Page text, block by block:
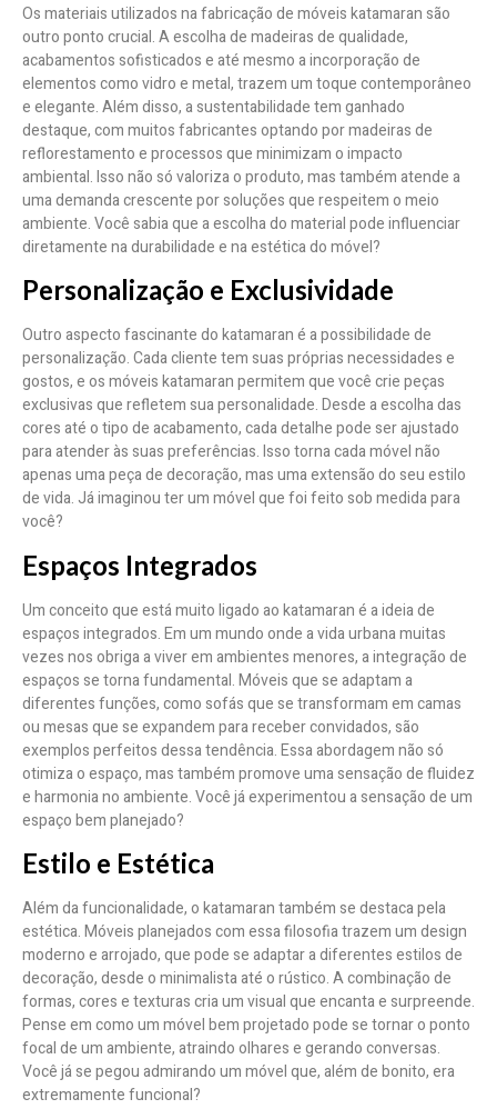
Os materiais utilizados na fabricação de móveis katamaran são
outro ponto crucial. A escolha de madeiras de qualidade,
acabamentos sofisticados e até mesmo a incorporação de
elementos como vidro e metal, trazem um toque contemporâneo
e elegante. Além disso, a sustentabilidade tem ganhado
destaque, com muitos fabricantes optando por madeiras de
reflorestamento e processos que minimizam o impacto
ambiental. Isso não só valoriza o produto, mas também atende a
uma demanda crescente por soluções que respeitem o meio
ambiente. Você sabia que a escolha do material pode influenciar
diretamente na durabilidade e na estética do móvel?
Personalização e Exclusividade
Outro aspecto fascinante do katamaran é a possibilidade de
personalização. Cada cliente tem suas próprias necessidades e
gostos, e os móveis katamaran permitem que você crie peças
exclusivas que refletem sua personalidade. Desde a escolha das
cores até o tipo de acabamento, cada detalhe pode ser ajustado
para atender às suas preferências. Isso torna cada móvel não
apenas uma peça de decoração, mas uma extensão do seu estilo
de vida. Já imaginou ter um móvel que foi feito sob medida para
você?
Espaços Integrados
Um conceito que está muito ligado ao katamaran é a ideia de
espaços integrados. Em um mundo onde a vida urbana muitas
vezes nos obriga a viver em ambientes menores, a integração de
espaços se torna fundamental. Móveis que se adaptam a
diferentes funções, como sofás que se transformam em camas
ou mesas que se expandem para receber convidados, são
exemplos perfeitos dessa tendência. Essa abordagem não só
otimiza o espaço, mas também promove uma sensação de fluidez
e harmonia no ambiente. Você já experimentou a sensação de um
espaço bem planejado?
Estilo e Estética
Além da funcionalidade, o katamaran também se destaca pela
estética. Móveis planejados com essa filosofia trazem um design
moderno e arrojado, que pode se adaptar a diferentes estilos de
decoração, desde o minimalista até o rústico. A combinação de
formas, cores e texturas cria um visual que encanta e surpreende.
Pense em como um móvel bem projetado pode se tornar o ponto
focal de um ambiente, atraindo olhares e gerando conversas.
Você já se pegou admirando um móvel que, além de bonito, era
extremamente funcional?